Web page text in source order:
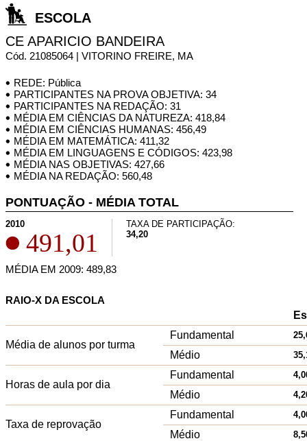
ESCOLA
CE APARICIO BANDEIRA
Cód. 21085064 | VITORINO FREIRE, MA
REDE: Pública
PARTICIPANTES NA PROVA OBJETIVA: 34
PARTICIPANTES NA REDAÇÃO: 31
MÉDIA EM CIÊNCIAS DA NATUREZA: 418,84
MÉDIA EM CIÊNCIAS HUMANAS: 456,49
MÉDIA EM MATEMÁTICA: 411,32
MÉDIA EM LINGUAGENS E CÓDIGOS: 423,98
MÉDIA NAS OBJETIVAS: 427,66
MÉDIA NA REDAÇÃO: 560,48
PONTUAÇÃO - MÉDIA TOTAL
2010
491,01
TAXA DE PARTICIPAÇÃO:
34,20
MÉDIA EM 2009: 489,83
RAIO-X DA ESCOLA
Média de alunos por turma
Fundamental
Médio
Horas de aula por dia
Fundamental
Médio
Taxa de reprovação
Fundamental
Médio